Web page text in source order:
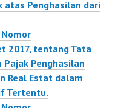
atas Penghasilan dari
2017, tentang Tata
Pajak Penghasilan
Real Estat dalam
Tertentu.